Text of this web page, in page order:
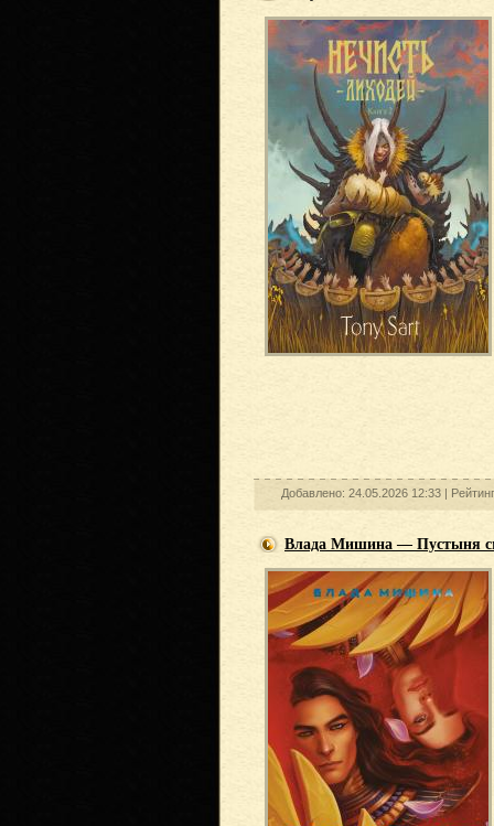
Добавлено: 24.05.2026 12:33 |
Влада Мишина — Пустыня